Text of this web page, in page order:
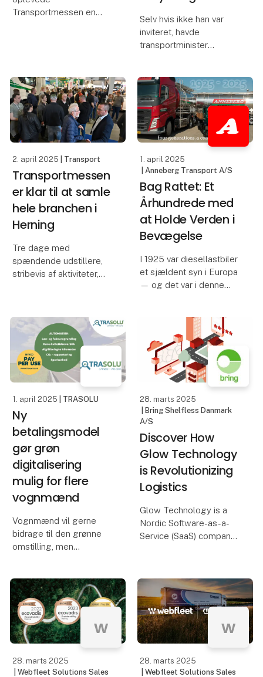
Transportmessen en
udstillerne, der beretter
om tre særdeles
udbytterige dage.
Skandin
Selv hvis ikke han var
inviteret, havde
transportminister
Transport 2025 -
messen tjener nemlig
som et afgørende
bindeled mellem
branchen og politikerne.
2. april 2025 | Transport
Transportmessen
er klar til at samle
hele branchen i
Herning
Tre dage med
spændende udstillere,
stribevis af aktiviteter,
2025, hvor innovative
tiltag og branchens
udvikling i det hele taget
er i c
1. april 2025
| Anneberg Transport A/S
Bag Rattet: Et
Århundrede med
at Holde Verden i
Bevægelse
I 1925 var diesellastbiler
et sjældent syn i Europa
— og det var i denne
sig ud på vejene med en
enkelt Chevrolet-lastbil
og en visionær ånd.
Hundrede år sene
1. april 2025 | TRASOLU
Ny
betalingsmodel
gør grøn
digitalisering
mulig for flere
vognmænd
Vognmænd vil gerne
bidrage til den grønne
omstilling, men
gør det svært at komme
i gang. TRASOLU
lancerer nu en fleksibel
betalingsmodel, der gør
klimave
28. marts 2025
| Bring Shelfless Danmark
A/S
Discover How
Glow Technology
is Revolutionizing
Logistics
Glow Technology is a
Nordic Software-as-a-
Service (SaaS) company
complex logistics for
customers, logistics
planners, drivers, and rec
w
28. marts 2025
| Webfleet Solutions Sales
w
28. marts 2025
| Webfleet Solutions Sales